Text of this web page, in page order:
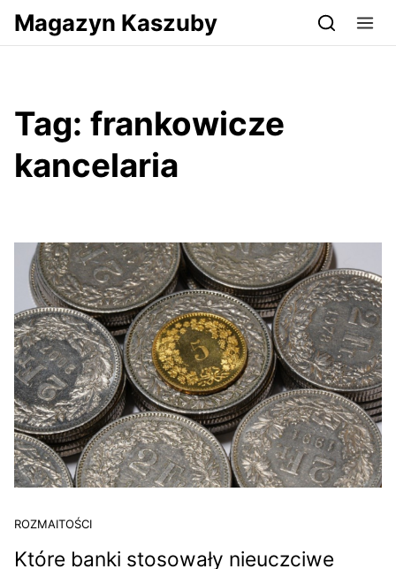
Przejdź do serwisu magazynkaszuby.pl
Magazyn Kaszuby
Tag: frankowicze
kancelaria
ROZMAITOŚCI
Które banki stosowały nieuczciwe